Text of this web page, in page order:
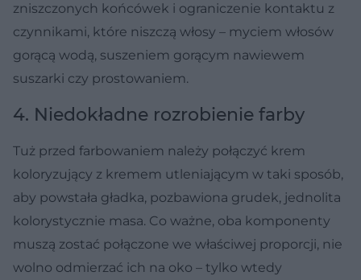
zniszczonych końcówek i ograniczenie kontaktu z
czynnikami, które niszczą włosy – myciem włosów
gorącą wodą, suszeniem gorącym nawiewem
suszarki czy prostowaniem.
4. Niedokładne rozrobienie farby
Tuż przed farbowaniem należy połączyć krem
koloryzujący z kremem utleniającym w taki sposób,
aby powstała gładka, pozbawiona grudek, jednolita
kolorystycznie masa. Co ważne, oba komponenty
muszą zostać połączone we właściwej proporcji, nie
wolno odmierzać ich na oko – tylko wtedy